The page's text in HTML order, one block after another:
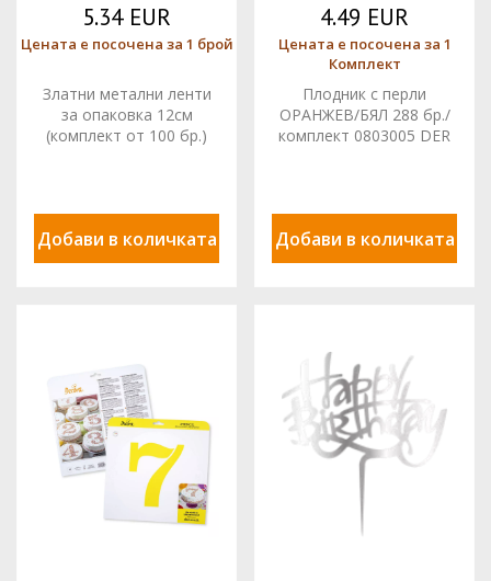
5.34 EUR
Цената е посочена за 1 брой
Златни метални ленти
за опаковка 12см
(комплект от 100 бр.)
Добави в количката
4.49 EUR
Цената е посочена за 1
Комплект
Плодник с перли
ОРАНЖЕВ/БЯЛ 288 бр./
комплект 0803005 DER
Добави в количката